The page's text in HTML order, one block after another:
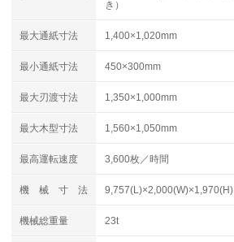
き）
最大通紙寸法 1,400×1,020mm
最小通紙寸法 450×300mm
最大刃渡寸法 1,350×1,000mm
最大木型寸法 1,560×1,050mm
最高運転速度 3,600枚／時間
機 械 寸 法 9,757(L)×2,000(W)×1,970(H)
機械総重量 23t